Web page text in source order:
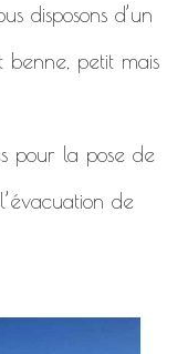
disposons d’un
petit mais
pour la pose de
de